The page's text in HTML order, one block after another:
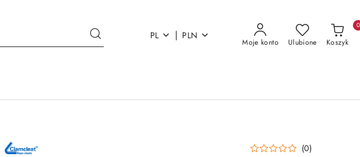
PL | PLN
Moje konto Ulubione Koszyk
0
NAZWA
PRODUCENTA: (0)